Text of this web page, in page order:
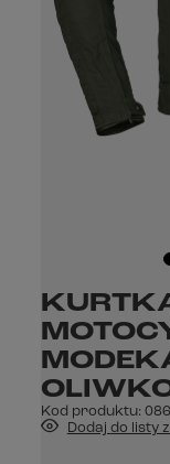
Kod produktu:
Dodaj do listy